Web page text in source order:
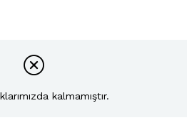
kalmamıştır.